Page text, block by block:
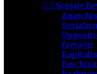
  Soziale
Freiwirt